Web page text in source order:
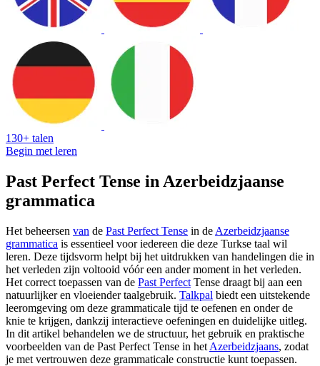
130+ talen
Begin met leren
Past Perfect Tense in Azerbeidzjaanse
grammatica
Het beheersen van de Past Perfect Tense in de Azerbeidzjaanse
grammatica is essentieel voor iedereen die deze Turkse taal wil
leren. Deze tijdsvorm helpt bij het uitdrukken van handelingen die in
het verleden zijn voltooid vóór een ander moment in het verleden.
Het correct toepassen van de Past Perfect Tense draagt bij aan een
natuurlijker en vloeiender taalgebruik. Talkpal biedt een uitstekende
leeromgeving om deze grammaticale tijd te oefenen en onder de
knie te krijgen, dankzij interactieve oefeningen en duidelijke uitleg.
In dit artikel behandelen we de structuur, het gebruik en praktische
voorbeelden van de Past Perfect Tense in het Azerbeidzjaans, zodat
je met vertrouwen deze grammaticale constructie kunt toepassen.